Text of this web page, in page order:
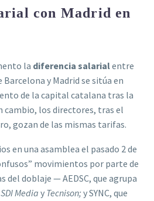
con Madrid en
la diferencia salarialentre
y Madrid se sitúa en
de la capital catalana tras la
cambio, los directores, tras el
gozan de las mismas tarifas.
en una asamblea el pasado 2 de
movimientos por parte de
del doblaje — AEDSC, que agrupa
Media y Tecnison; y SYNC, que